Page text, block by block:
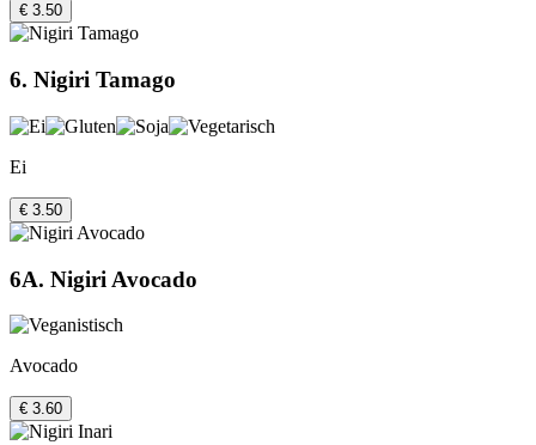
€ 3.50
6. Nigiri Tamago
Ei
€ 3.50
6A. Nigiri Avocado
Avocado
€ 3.60